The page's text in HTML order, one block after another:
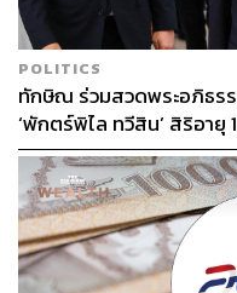
กระทั่งเรื่องความรัก เขา
เลือกการปีนเขามากกว่า
ว่าอยากเลิกกับ ซานนี่ แ
ของเธอที่ทำให้เขาบาดเ
ทำให้เขาหลุดโฟกัสจากก
และเหตุการณ์สำคัญที่สุด
ฟรีโซโลครั้งแรก ที่ถึงแม้
แต่อยู่ๆ เขาก็เลิกล้มกลา
น่ากลัวอะไรด้วยซ้ำ
POLITICS
ทักษิณ ร่วมสวดพระอภิธร
‘พักตร์พิไล ทวีสิน’ สิริอา
หลากวงการร่วมอาลัย